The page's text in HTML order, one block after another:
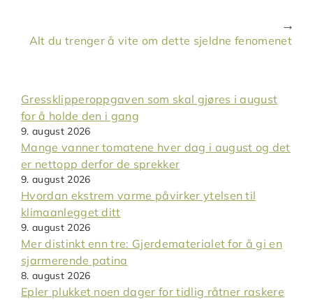
Alt du trenger å vite om dette sjeldne fenomenet
Gressklipperoppgaven som skal gjøres i august
for å holde den i gang
9. august 2026
Mange vanner tomatene hver dag i august og det
er nettopp derfor de sprekker
9. august 2026
Hvordan ekstrem varme påvirker ytelsen til
klimaanlegget ditt
9. august 2026
Mer distinkt enn tre: Gjerdematerialet for å gi en
sjarmerende patina
8. august 2026
Epler plukket noen dager for tidlig råtner raskere